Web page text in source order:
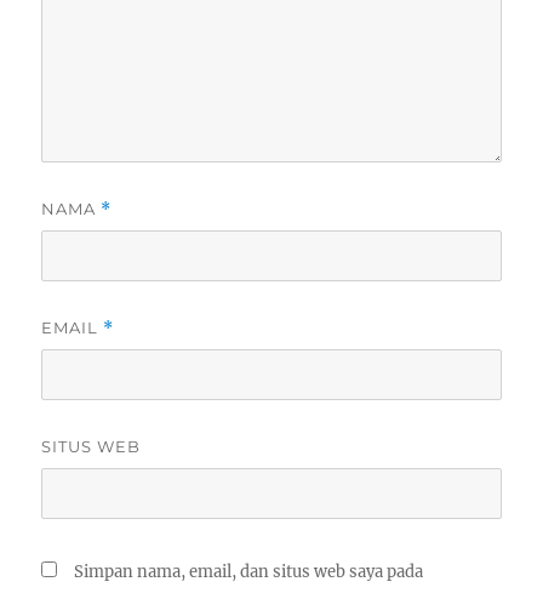
NAMA *
EMAIL *
SITUS WEB
Simpan nama, email, dan situs web saya pada